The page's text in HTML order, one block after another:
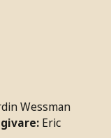
Wessman
Eric